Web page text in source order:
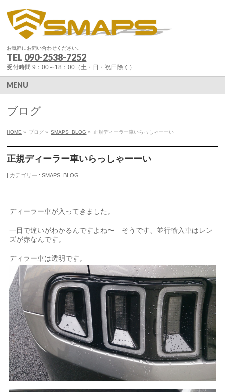
お気軽にお問い合わせください。
TEL 090-2538-7252
受付時間 9：00～18：00（土・日・祝日除く）
MENU
ブログ
HOME » ブログ » SMAPS_BLOG » 正規ディーラー車いらっしゃーーい
正規ディーラー車いらっしゃーーい
カテゴリー :SMAPS_BLOG
ディーラー車が入ってきました。
一目で違いがわかるんですよね〜 そうです、並行輸入車はレン
ズが赤なんです。
ディラー車は透明です。